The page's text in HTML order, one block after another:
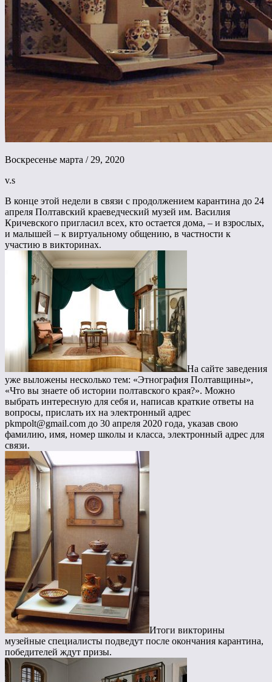
Воскресенье марта / 29, 2020
v.s
В конце этой недели в связи с продолжением карантина до 24
апреля Полтавский краеведческий музей им. Василия
Кричевского пригласил всех, кто остается дома, – и взрослых,
и малышей – к виртуальному общению, в частности к
участию в викторинах.
На сайте заведения
уже выложены несколько тем: «Этнография Полтавщины»,
«Что вы знаете об истории полтавского края?». Можно
выбрать интересную для себя и, написав краткие ответы на
вопросы, прислать их на электронный адрес
pkmpolt@gmail.com до 30 апреля 2020 года, указав свою
фамилию, имя, номер школы и класса, электронный адрес для
связи.
Итоги викторины
музейные специалисты подведут после окончания карантина,
победителей ждут призы.